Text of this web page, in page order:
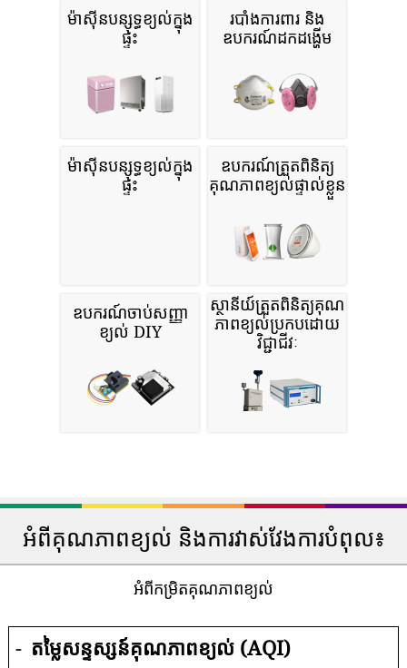
ម៉ាស៊ីនបន្សុទ្ធខ្យល់ក្នុង
ផ្ទះ
របាំងការពារ និង
ឧបករណ៍ដកដង្ហើម
ម៉ាស៊ីនបន្សុទ្ធខ្យល់ក្នុង
ផ្ទះ
ឧបករណ៍ត្រួតពិនិត្យ
គុណភាពខ្យល់ផ្ទាល់ខ្លួន
ឧបករណ៍ចាប់សញ្ញា
ខ្យល់ DIY
ស្ថានីយ៍ត្រួតពិនិត្យគុណ
ភាពខ្យល់ប្រកបដោយ
វិជ្ជាជីវៈ
អំពីគុណភាពខ្យល់ និងការវាស់វែងការបំពុល៖
អំពីកម្រិតគុណភាពខ្យល់
- តម្លៃសន្ទស្សន៍គុណភាពខ្យល់ (AQI)